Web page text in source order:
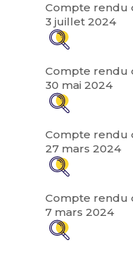
Compte rendu
3 juillet 2024
Compte rendu
30 mai 2024
Compte rendu
27 mars 2024
Compte rendu
7 mars 2024